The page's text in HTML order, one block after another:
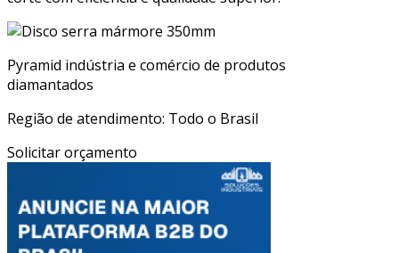
Pyramid indústria e comércio de produtos
diamantados
Região de atendimento: Todo o Brasil
Solicitar orçamento